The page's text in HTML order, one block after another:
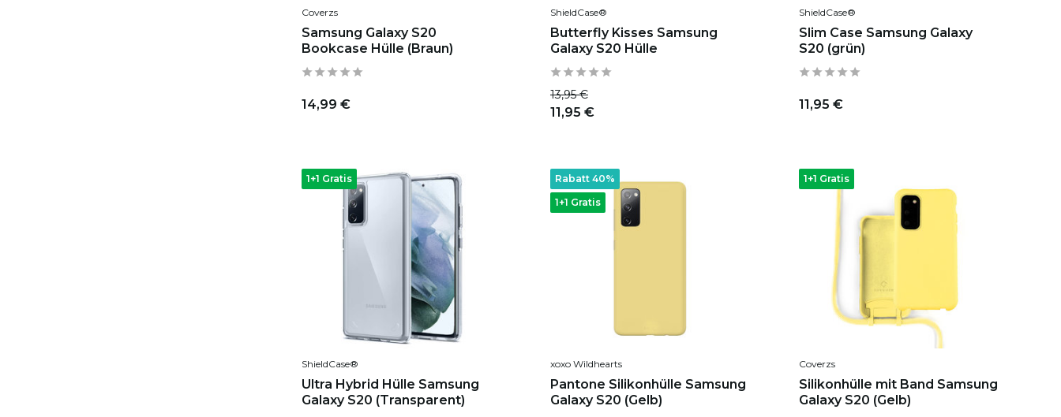
Coverzs
Samsung Galaxy S20
Bookcase Hülle (Braun)
14,99 €
ShieldCase®
Butterfly Kisses Samsung
Galaxy S20 Hülle
13,95 €
11,95 €
ShieldCase®
Slim Case Samsung Galaxy
S20 (grün)
11,95 €
1+1 Gratis
ShieldCase®
Ultra Hybrid Hülle Samsung
Galaxy S20 (Transparent)
1+1 Gratis
Rabatt 40%
xoxo Wildhearts
Pantone Silikonhülle Samsung
Galaxy S20 (Gelb)
1+1 Gratis
Coverzs
Silikonhülle mit Band Samsung
Galaxy S20 (Gelb)